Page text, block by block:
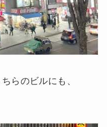
らのビルにも、